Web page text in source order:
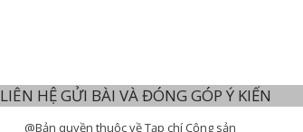
LIÊN HỆ GỬI BÀI VÀ ĐÓNG GÓP Ý KIẾN
@Bản quyền thuộc về Tạp chí Cộng sản